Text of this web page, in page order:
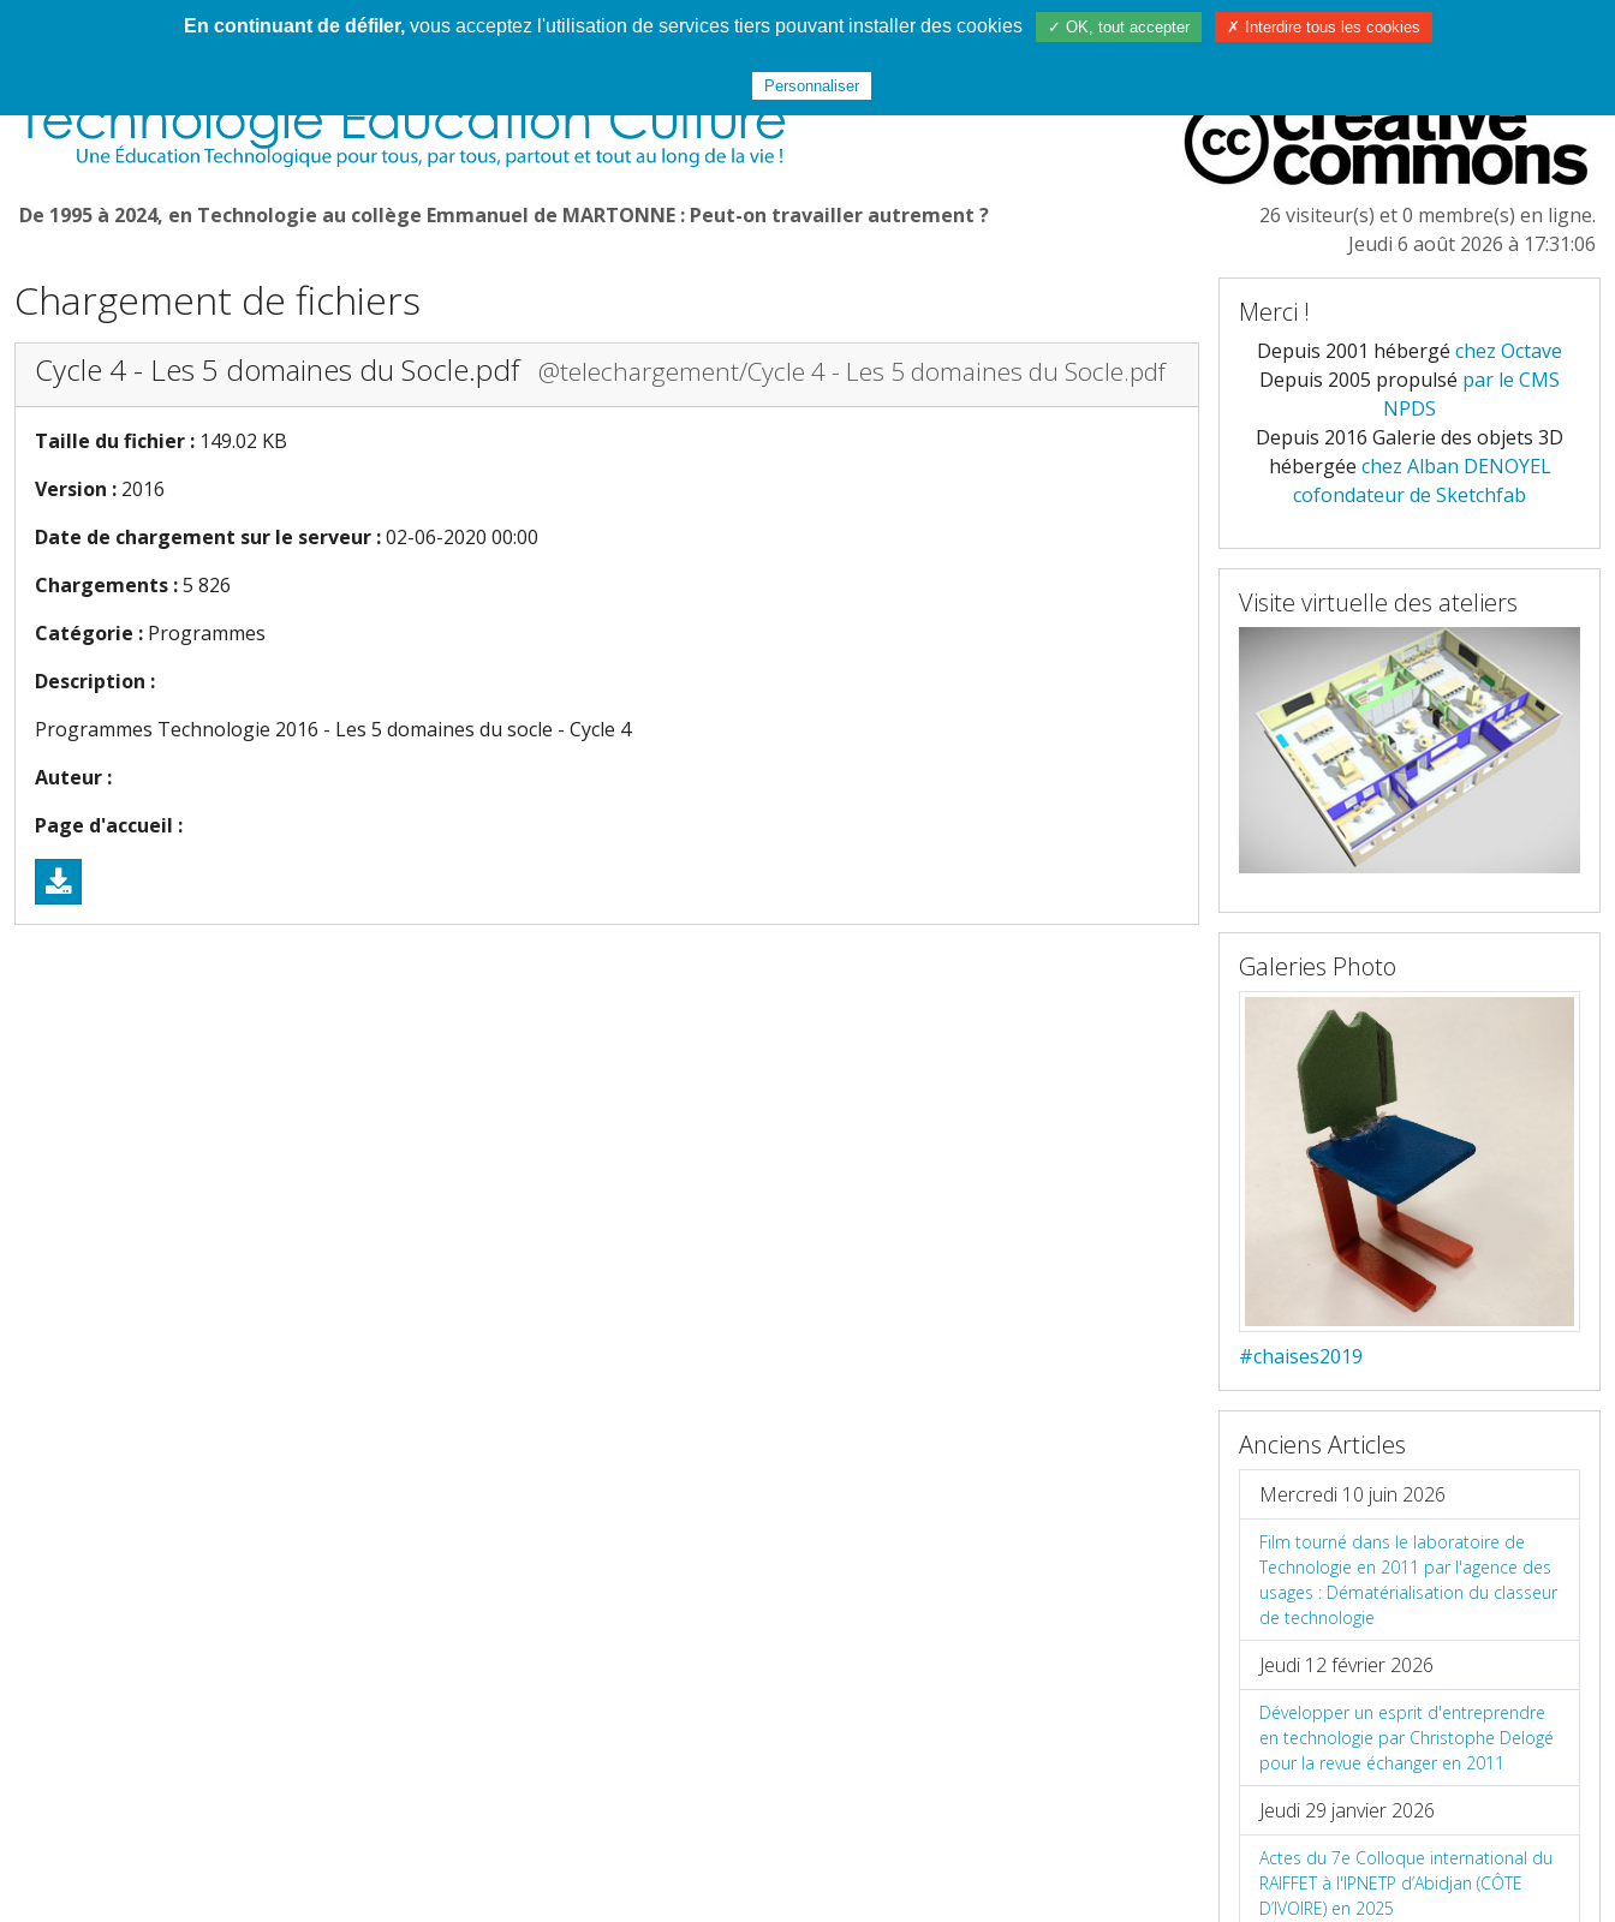
Cahier de textes patrickRICHARD Cahier de texte Websphère Les services De 1995 à 2020 TÉC 1997/2023 L'EUROPE
De 1995 à 2024, en Technologie au collège Emmanuel de MARTONNE : Peut-on travailler autrement ?
26 visiteur(s) et 0 membre(s) en ligne.
Jeudi 6 août 2026 à 17:31:06
Chargement de fichiers
Cycle 4 - Les 5 domaines du Socle.pdf @telechargement/Cycle 4 - Les 5 domaines du Socle.pdf
Taille du fichier : 149.02 KB
Version : 2016
Date de chargement sur le serveur :02-06-2020 00:00
Chargements :5 826
Catégorie : Programmes
Description :
Programmes Technologie 2016 - Les 5 domaines du socle - Cycle 4
Auteur :
Page d'accueil :
Merci !
Depuis 2001 hébergé chez Octave
Depuis 2005 propulsé par le CMS
NPDS
Depuis 2016 Galerie des objets 3D
hébergée chez Alban DENOYEL
cofondateur de Sketchfab
Visite virtuelle des ateliers
Galeries Photo
#chaises2019
Anciens Articles
Mercredi 10 juin 2026
Film tourné dans le laboratoire de
Technologie en 2011 par l'agence des
usages : Dématérialisation du classeur
de technologie
Jeudi 12 février 2026
Développer un esprit d'entreprendre
en technologie par Christophe Delogé
pour la revue échanger en 2011
Jeudi 29 janvier 2026
Actes du 7e Colloque international du
RAIFFET à l'IPNETP d’Abidjan (CÔTE
D’IVOIRE) en 2025
En continuant de défiler,vous acceptez l'utilisation de services tiers pouvant installer des cookies ✓ OK, tout accepter ✗ Interdire tous les cookies
Personnaliser